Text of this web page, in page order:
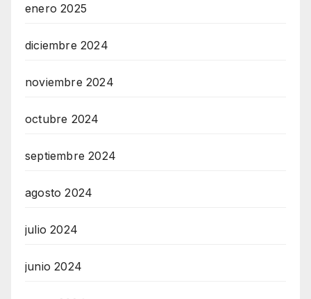
enero 2025
diciembre 2024
noviembre 2024
octubre 2024
septiembre 2024
agosto 2024
julio 2024
junio 2024